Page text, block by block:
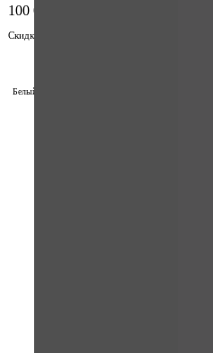
100 000
Скидку выставляет менеджер индивидуально
Белый